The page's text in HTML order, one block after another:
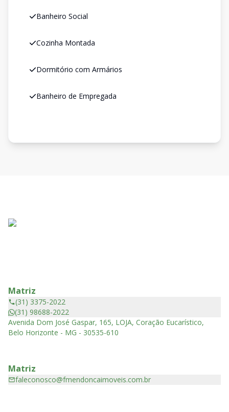
Banheiro Social
Cozinha Montada
Dormitório com Armários
Banheiro de Empregada
Matriz
(31) 3375-2022
(31) 98688-2022
Avenida Dom José Gaspar, 165, LOJA, Coração Eucarístico,
Belo Horizonte - MG - 30535-610
Matriz
faleconosco@fmendoncaimoveis.com.br